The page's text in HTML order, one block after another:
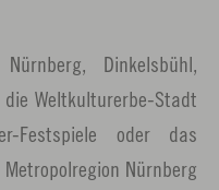
Dinkelsbühl,
Weltkulturerbe-Stadt
Festspiele oder das
Nürnberg